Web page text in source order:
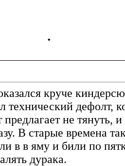
.
круче
технический дефолт,
не тянуть, и
В старые времена
в в яму и били по
дурака.